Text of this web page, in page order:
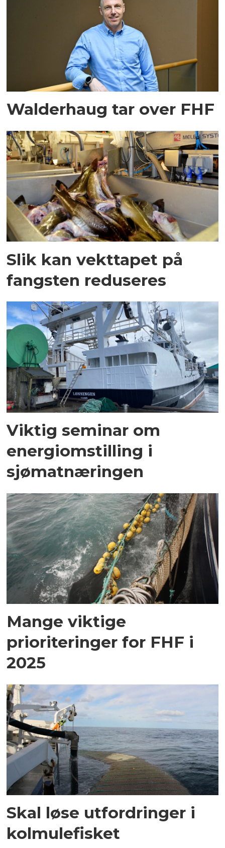
Walderhaug tar over FHF
Slik kan vekttapet på
fangsten reduseres
Viktig seminar om
energiomstilling i
sjømatnæringen
Mange viktige
prioriteringer for FHF i
2025
Skal løse utfordringer i
kolmulefisket